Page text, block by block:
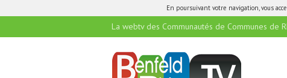
En poursuivant votre navigation, vous
La webtv des Communautés de Communes de